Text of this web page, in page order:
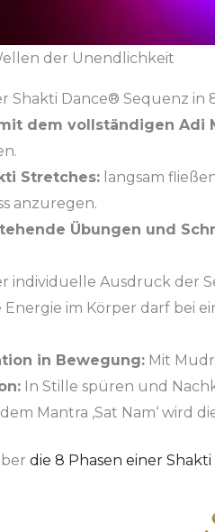
der Unendlichkeit
Shakti Dance® Sequenz in
dem vollständigen Adi
Stretches:langsam
anzuregen.
Übungen und
individuelle Ausdruck der
Energie im Körper darf bei
in Bewegung:Mit
In Stille spüren und
Mantra ‚Sat Nam‘ wird
die 8 Phasen einer